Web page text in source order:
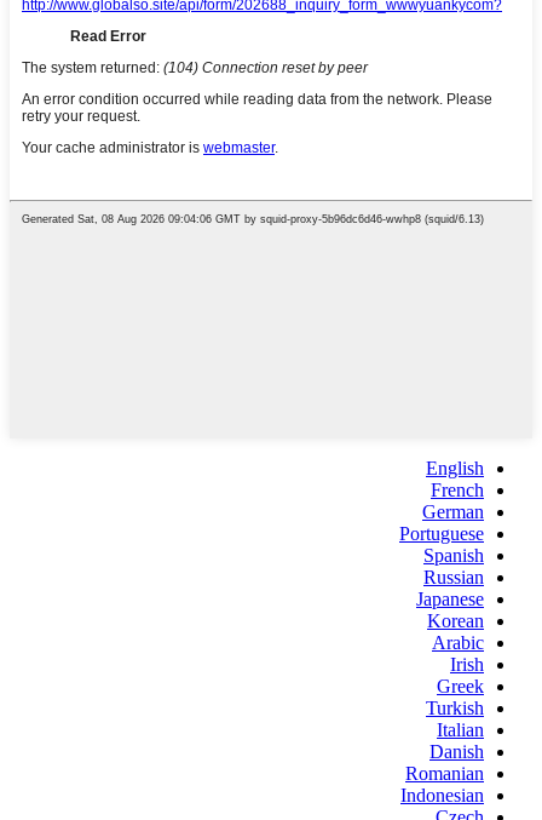
English
French
German
Portuguese
Spanish
Russian
Japanese
Korean
Arabic
Irish
Greek
Turkish
Italian
Danish
Romanian
Indonesian